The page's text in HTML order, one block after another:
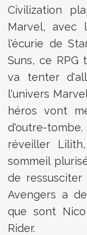
Civilization
Marvel, avec
l'écurie de
Suns, ce
va tenter
l'univers
héros vont
d'outre-
réveiller
sommeil
de
Avengers a
que sont
Rider.